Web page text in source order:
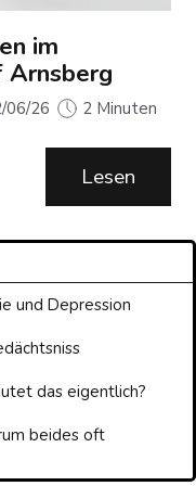
im
Arnsberg
06/26 2 Minuten
- 26.05.2026
um die
hinterlegt,
„Warum
geführt
die
Vortrag
Lesen
Posts
und Depression
das eigentlich?
beides oft